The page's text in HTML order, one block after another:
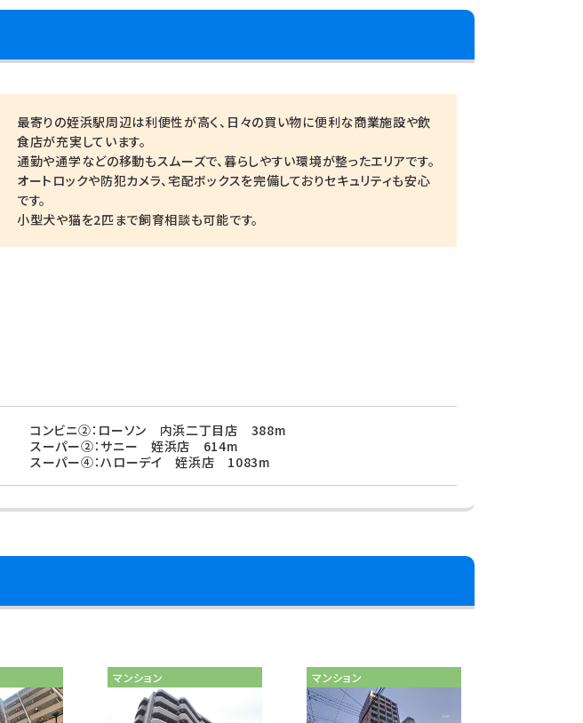
最寄りの姪浜駅周辺は利便性が高く、日々の買い物に便利な商業施設や飲
食店が充実しています。
通勤や通学などの移動もスムーズで、暮らしやすい環境が整ったエリアです。
オートロックや防犯カメラ、宅配ボックスを完備しておりセキュリティも安心
です。
小型犬や猫を2匹まで飼育相談も可能です。
コンビニ②：ローソン 内浜二丁目店 388m
スーパー②：サニー 姪浜店 614m
スーパー④：ハローデイ 姪浜店 1083m
マンション マンション